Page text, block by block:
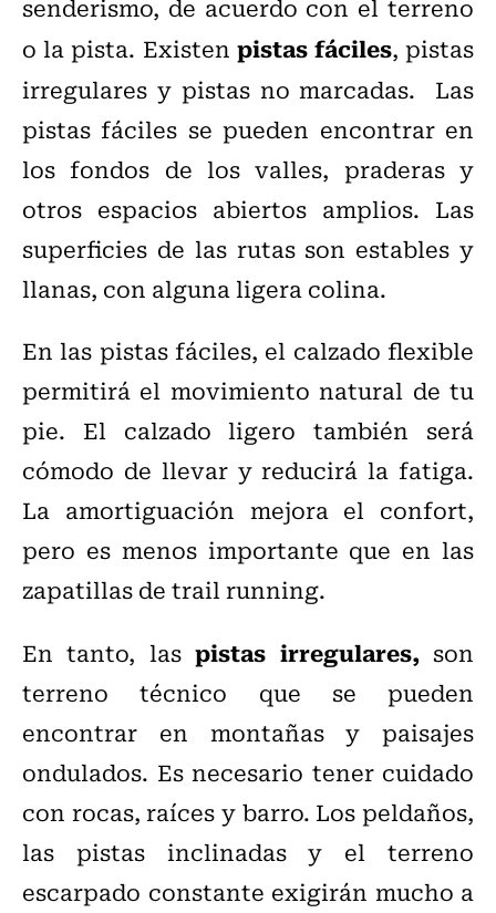
senderismo, de acuerdo con el terreno
o la pista. Existen pistas fáciles, pistas
irregulares y pistas no marcadas.
Las
pistas fáciles se pueden encontrar en
los fondos de los valles, praderas y
otros espacios abiertos amplios. Las
superficies de las rutas son estables y
llanas, con alguna ligera colina.
En las pistas fáciles, el calzado flexible
permitirá el movimiento natural de tu
pie. El calzado ligero también será
cómodo de llevar y reducirá la fatiga.
La amortiguación mejora el confort,
pero es menos importante que en las
zapatillas de trail running.
En tanto, laspistas irregulares,son
terreno técnico que se pueden
encontrar en montañas y paisajes
ondulados. Es necesario tener cuidado
con rocas, raíces y barro. Los peldaños,
las pistas inclinadas y el terreno
escarpado constante exigirán mucho a